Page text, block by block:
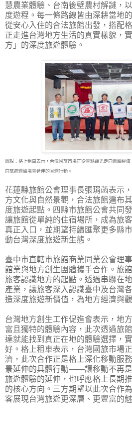
慧農業體驗、台南後壁農村解謎，
度遊程。每一條路線皆由深耕當地
從安心入住的合法旅館出發，搭配
正走進台灣地方生活的真實樣貌，
方」的深度旅遊體驗。
圖說：格上租車表示，台灣國旅市場正從景點觀光走向體驗經
向旅遊體驗場景延伸的具體行動。
花蓮縣旅館公會理事長張琄菡表示
方文化與自然景觀，合法旅館遍布
度旅遊起點。四縣市旅館公會共同
讓旅館從單純的住宿場所，成為旅
真正入口，並期望持續匯聚更多縣
動台灣深度旅遊新生態。
臺中市直轄市旅館商業同業公會理
館業與地方創生團體攜手合作。旅
旅客認識地方的起點。透過串聯在
產業，讓旅客深入認識臺中及台灣
造深度旅遊新價值，為地方經濟與
台灣地方創生工作促進會表示，地
富且獨特的體驗內容，此次透過旅
達就能找到真正在地的體驗選擇，
好。格上租車表示，台灣國旅市場
濟，此次合作正是格上深化移動服
景延伸的具體行動——讓移動不再
旅遊體驗的延伸，也呼應格上長期
的核心方向。三方期望以此次合作
客展現台灣旅遊更深層、更豐富的魅